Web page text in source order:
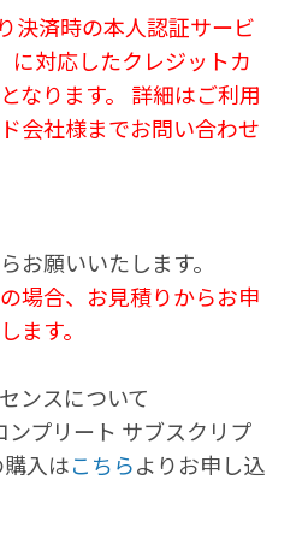
決済時の本人認証サービ
に対応したクレジットカ
なります。 詳細はご利用
会社様までお問い合わせ
お願いいたします。
場合、お見積りからお申
ます。
ンスについて
プリート サブスクリプ
入はこちらよりお申し込